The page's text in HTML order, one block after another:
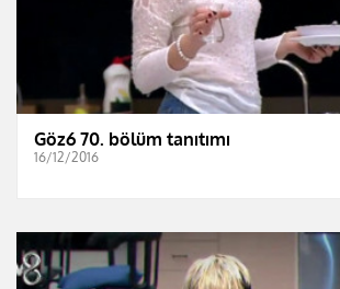
Göz6 70. bölüm tanıtımı
16/12/2016